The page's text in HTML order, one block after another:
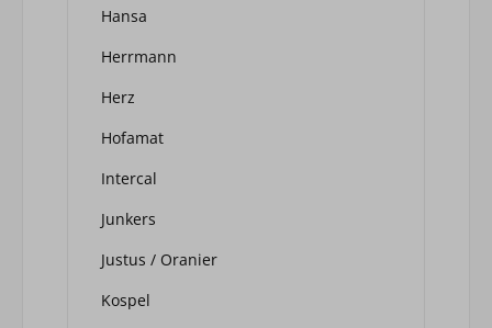
Hansa
Herrmann
Herz
Hofamat
Intercal
Junkers
Justus / Oranier
Kospel